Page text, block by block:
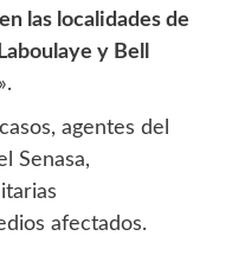
las localidades de
y Bell
agentes del
Senasa,
afectados.